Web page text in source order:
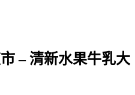
– 清新水果牛乳大